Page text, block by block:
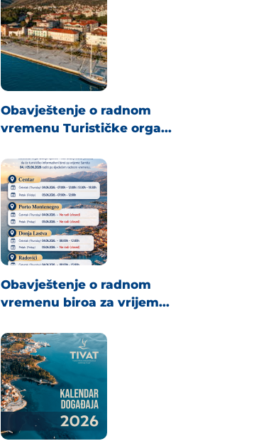
Obavještenje o radnom
vremenu Turističke orga...
Obavještenje o radnom
vremenu biroa za vrijem...